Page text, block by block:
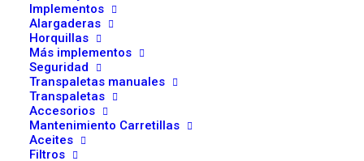
Implementos
Alargaderas
Horquillas
Más implementos
Seguridad
Transpaletas manuales
Transpaletas
Accesorios
Mantenimiento Carretillas
Aceites
Filtros
Flotador BFS para Sistemas de
Relleno Automático de Baterías
0,90
flotador para tapón de relleno automático BFS
esencial para mantener en perfecto estado tu sistema de relleno
automático de baterías. Su función es asegurar que cada vaso de la